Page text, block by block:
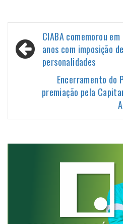
Navegação
de
CIABA comemorou
anos com imposição
personalidades
Encerramento do
premiação pela